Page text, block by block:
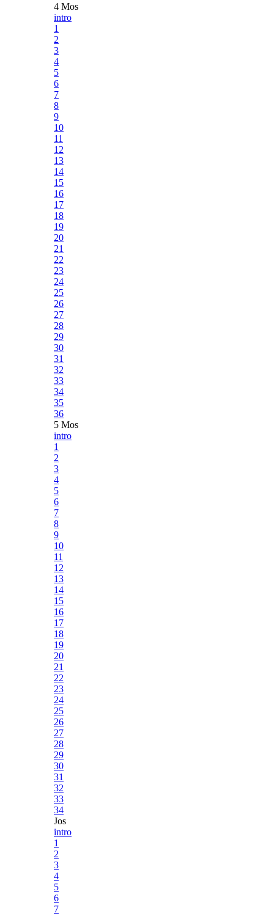
4 Mos
intro
1
2
3
4
5
6
7
8
9
10
11
12
13
14
15
16
17
18
19
20
21
22
23
24
25
26
27
28
29
30
31
32
33
34
35
36
5 Mos
intro
1
2
3
4
5
6
7
8
9
10
11
12
13
14
15
16
17
18
19
20
21
22
23
24
25
26
27
28
29
30
31
32
33
34
Jos
intro
1
2
3
4
5
6
7